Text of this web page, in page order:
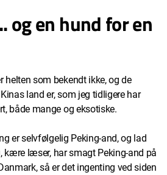
og en hund for en
helten som bekendt ikke, og de
land er, som jeg tidligere har
både mange og eksotiske.
er selvfølgelig Peking-and, og lad
kære læser, har smagt Peking-and på
så er det ingenting ved siden